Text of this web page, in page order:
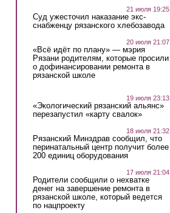
21 июля 19:25
Суд ужесточил наказание экс-
снабженцу рязанского хлебозавода
20 июля 21:07
«Всё идёт по плану» — мэрия
Рязани родителям, которые просили
о дофинансировании ремонта в
рязанской школе
19 июля 23:13
«Экологический рязанский альянс»
перезапустил «карту свалок»
18 июля 21:32
Рязанский Минздрав сообщил, что
перинатальный центр получит более
200 единиц оборудования
17 июля 21:04
Родители сообщили о нехватке
денег на завершение ремонта в
рязанской школе, который ведется
по нацпроекту